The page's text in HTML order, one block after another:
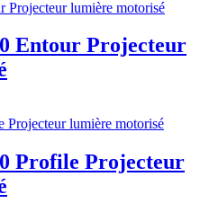
Entour Projecteur
Profile Projecteur